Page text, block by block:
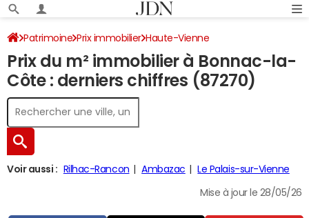
Patrimoine Prix immobilier Haute-Vienne
Bonnac-la-Côte
Prix du m² immobilier à Bonnac-la-
Côte : derniers chiffres (87270)
Voir aussi : Rilhac-Rancon Ambazac Le Palais-sur-Vienne
Mise à jour le 28/05/26